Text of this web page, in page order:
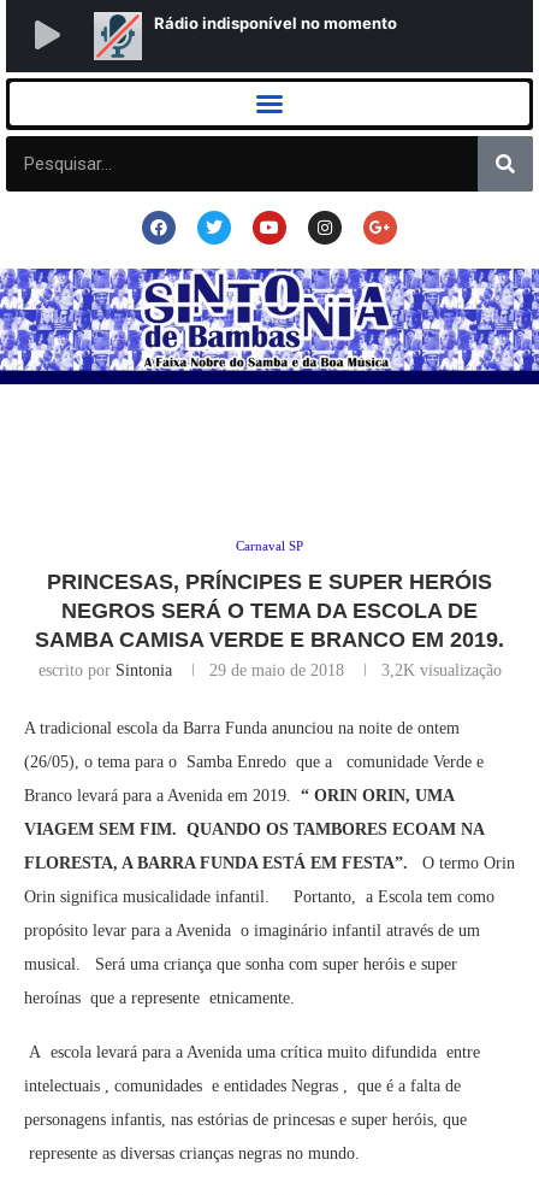
Carnaval SP
PRINCESAS, PRÍNCIPES E SUPER HERÓIS
NEGROS SERÁ O TEMA DA ESCOLA DE
SAMBA CAMISA VERDE E BRANCO EM 2019.
escrito por Sintonia 29 de maio de 2018 3,2Kvisualização
A tradicional escola da Barra Funda anunciou na noite de ontem
(26/05), o tema para o Samba Enredo que a comunidade Verde e
Branco levará para a Avenida em 2019. “ ORIN ORIN, UMA
VIAGEM SEM FIM. QUANDO OS TAMBORES ECOAM NA
FLORESTA, A BARRA FUNDA ESTÁ EM FESTA”. O termo Orin
Orin significa musicalidade infantil. Portanto, a Escola tem como
propósito levar para a Avenida o imaginário infantil através de um
musical. Será uma criança que sonha com super heróis e super
heroínas que a represente etnicamente.
A escola levará para a Avenida uma crítica muito difundida entre
intelectuais , comunidades e entidades Negras , que é a falta de
personagens infantis, nas estórias de princesas e super heróis, que
represente as diversas crianças negras no mundo.